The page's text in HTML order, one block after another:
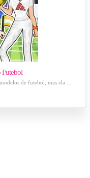
Futebol
de futebol, mas ela ...